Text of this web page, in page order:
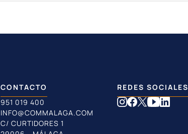
CONTACTO
951 019 400
INFO@COMMALAGA.COM
C/ CURTIDORES 1
REDES SOCIALES